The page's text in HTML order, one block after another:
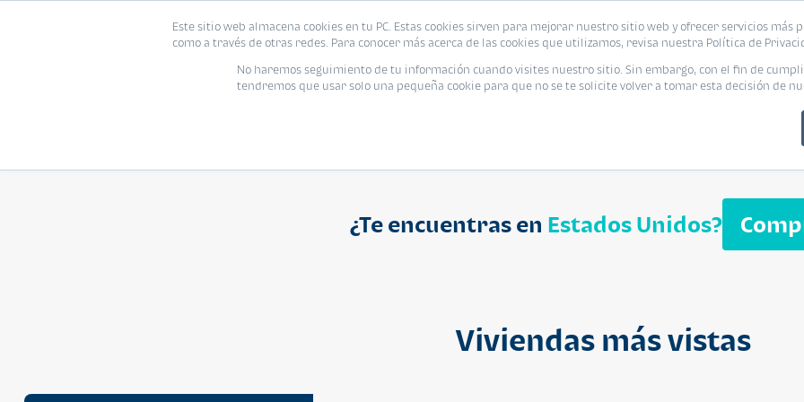
Este sitio web almacena cookies en tu PC. Estas cookies sirven para mejorar nuestro sitio web y ofrecer servicios más
como a través de otras redes. Para conocer más acerca de las cookies que utilizamos, revisa nuestra Política de
No haremos seguimiento de tu información cuando visites nuestro sitio. Sin embargo, con el fin de
tendremos que usar solo una pequeña cookie para que no se te solicite volver a tomar esta decisión de
Proyecto Modelo Inmobiliaria
¿Te encuentras en Estados Unidos?
Viviendas más vistasSegheria
Viviendas Eventos Promociones Blog